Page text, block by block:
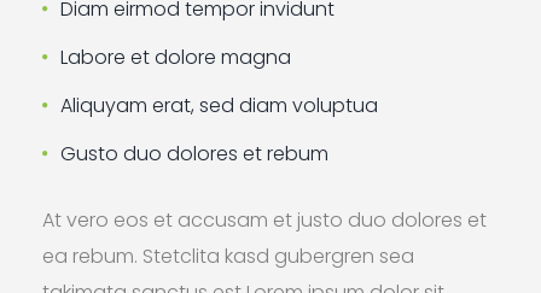
Diam eirmod tempor invidunt
Labore et dolore magna
Aliquyam erat, sed diam voluptua
Gusto duo dolores et rebum
At vero eos et accusam et justo duo dolores et
ea rebum. Stetclita kasd gubergren sea